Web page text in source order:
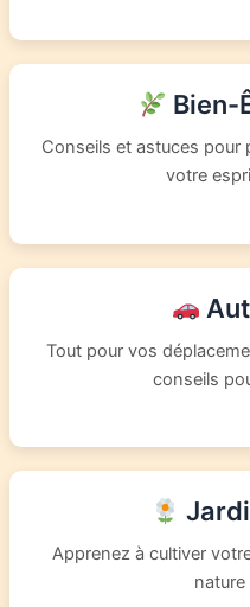
Bien-
Conseils et astuces
votre
Tout pour vos
conseils
Apprenez à cultiver